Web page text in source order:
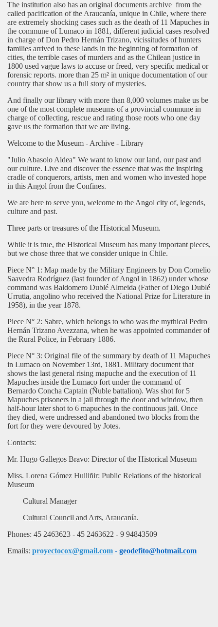
The institution also has an original documents archive from the
called pacification of the Araucanía, unique in Chile, where there
are extremely shocking cases such as the death of 11 Mapuches in
the commune of Lumaco in 1881, different judicial cases resolved
in charge of Don Pedro Hernán Trizano, vicissitudes of hunters
families arrived to these lands in the beginning of formation of
cities, the terrible cases of murders and as the Chilean justice in
1800 used vague laws to accuse or freed, very specific medical or
forensic reports. more than 25 m² in unique documentation of our
country that show us a full story of mysteries.
And finally our library with more than 8,000 volumes make us be
one of the most complete museums of a provincial commune in
charge of collecting, rescue and rating those roots who one day
gave us the formation that we are living.
Welcome to the Museum - Archive - Library
"Julio Abasolo Aldea" We want to know our land, our past and
our culture. Live and discover the essence that was the inspiring
cradle of conquerors, artists, men and women who invested hope
in this Angol from the Confines.
We are here to serve you, welcome to the Angol city of, legends,
culture and past.
Three parts or treasures of the Historical Museum.
While it is true, the Historical Museum has many important pieces,
but we chose three that we consider unique in Chile.
Piece N° 1: Map made by the Military Engineers by Don Cornelio
Saavedra Rodríguez (last founder of Angol in 1862) under whose
command was Baldomero Dublé Almeida (Father of Diego Dublé
Urrutia, angolino who received the National Prize for Literature in
1958), in the year 1878.
Piece N° 2: Sabre, which belongs to who was the mythical Pedro
Hernán Trizano Avezzana, when he was appointed commander of
the Rural Police, in February 1886.
Piece N° 3: Original file of the summary by death of 11 Mapuches
in Lumaco on November 13rd, 1881. Military document that
shows the last general rising mapuche and the execution of 11
Mapuches inside the Lumaco fort under the command of
Bernardo Concha Captain (Ñuble battalion). Was shot for 5
Mapuches prisoners in a jail through the door and window, then
half-hour later shot to 6 mapuches in the continuous jail. Once
they died, were undressed and abandoned two blocks from the
fort for they were devoured by Jotes.
Contacts:
Mr. Hugo Gallegos Bravo: Director of the Historical Museum
Miss. Lorena Gómez Huiliñir: Public Relations of the historical
Museum
Cultural Manager
Cultural Council and Arts, Araucanía.
Phones: 45 2463623 - 45 2463622 - 9 94843509
Emails: proyectocox@gmail.com - geodefito@hotmail.com